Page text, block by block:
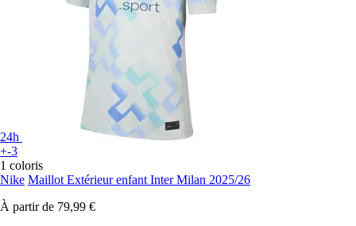
24h
+-3
1 coloris
Nike Maillot Extérieur enfant Inter Milan 2025/26
À partir de 79,99 €